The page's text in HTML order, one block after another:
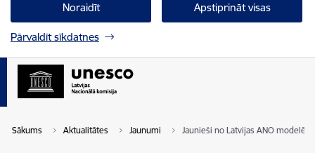
Noraidīt Apstiprināt visas
Pārvaldīt sīkdatnes
Sākums Aktualitātes Jaunumi Jaunieši no Latvijas ANO